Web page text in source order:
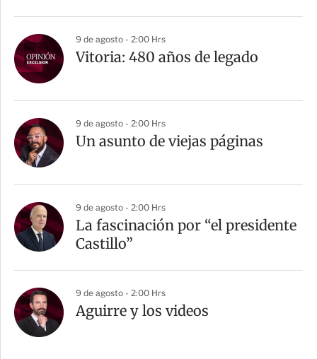
9 de agosto - 2:00 Hrs
Vitoria: 480 años de legado
9 de agosto - 2:00 Hrs
Un asunto de viejas páginas
9 de agosto - 2:00 Hrs
La fascinación por “el presidente
Castillo”
9 de agosto - 2:00 Hrs
Aguirre y los videos